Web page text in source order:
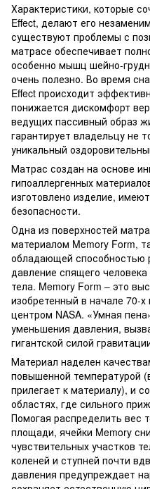
Характеристики, которые
Effect, делают его
существуют проблемы с
матрасе обеспечивает
особенно мышц шейно-
очень полезно. Во время
Effect происходит
понижается дискомфорт
ведущих пассивный образ
гарантирует владельцу не
уникальный
Матрас создан на основе
гипоаллергенных
изготовлено изделие,
безопасности.
Одна из поверхностей
материалом Memory Form,
обладающей способностью
давление спящего
тела. Memory Form – это
изобретенный в начале 70-
центром NASA. «Умная
уменьшения давления,
гигантской силой
Материал наделен
повышенной температурой
прилегает к материалу), и
областях, где сильного
Помогая распределить вес
площади, ячейки Memory
чувствительных участков
коленей и ступней почти
давления предупреждает